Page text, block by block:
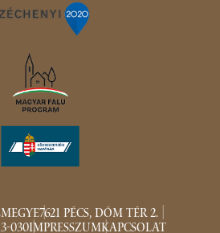
7621 PÉCS, DÓM TÉR 2.
030IMPRESSZUMKAPCSOLAT